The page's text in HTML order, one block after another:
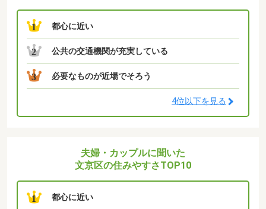
1 都心に近い
2 公共の交通機関が充実している
3 必要なものが近場でそろう
4位以下を見る
夫婦・カップルに聞いた
文京区の住みやすさTOP10
1 都心に近い